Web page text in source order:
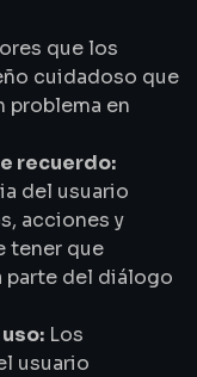
que los
cuidadoso que
problema en
recuerdo:
del usuario
acciones y
tener que
parte del diálogo
Los
usuario